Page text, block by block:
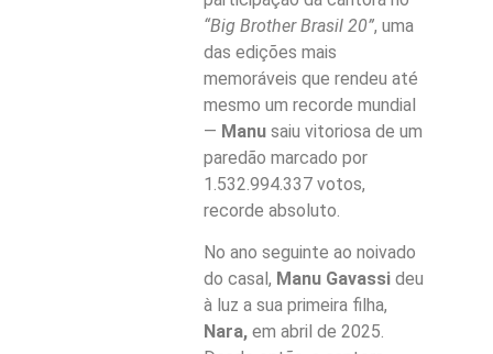
“Big Brother Brasil 20”, uma
das edições mais
memoráveis que rendeu até
mesmo um recorde mundial
— Manu saiu vitoriosa de um
paredão marcado por
1.532.994.337 votos,
recorde absoluto.
No ano seguinte ao noivado
do casal, Manu Gavassi deu
à luz a sua primeira filha,
Nara, em abril de 2025.